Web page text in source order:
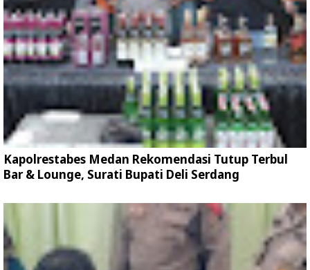
Kapolrestabes Medan Rekomendasi Tutup Terbul
Bar & Lounge, Surati Bupati Deli Serdang